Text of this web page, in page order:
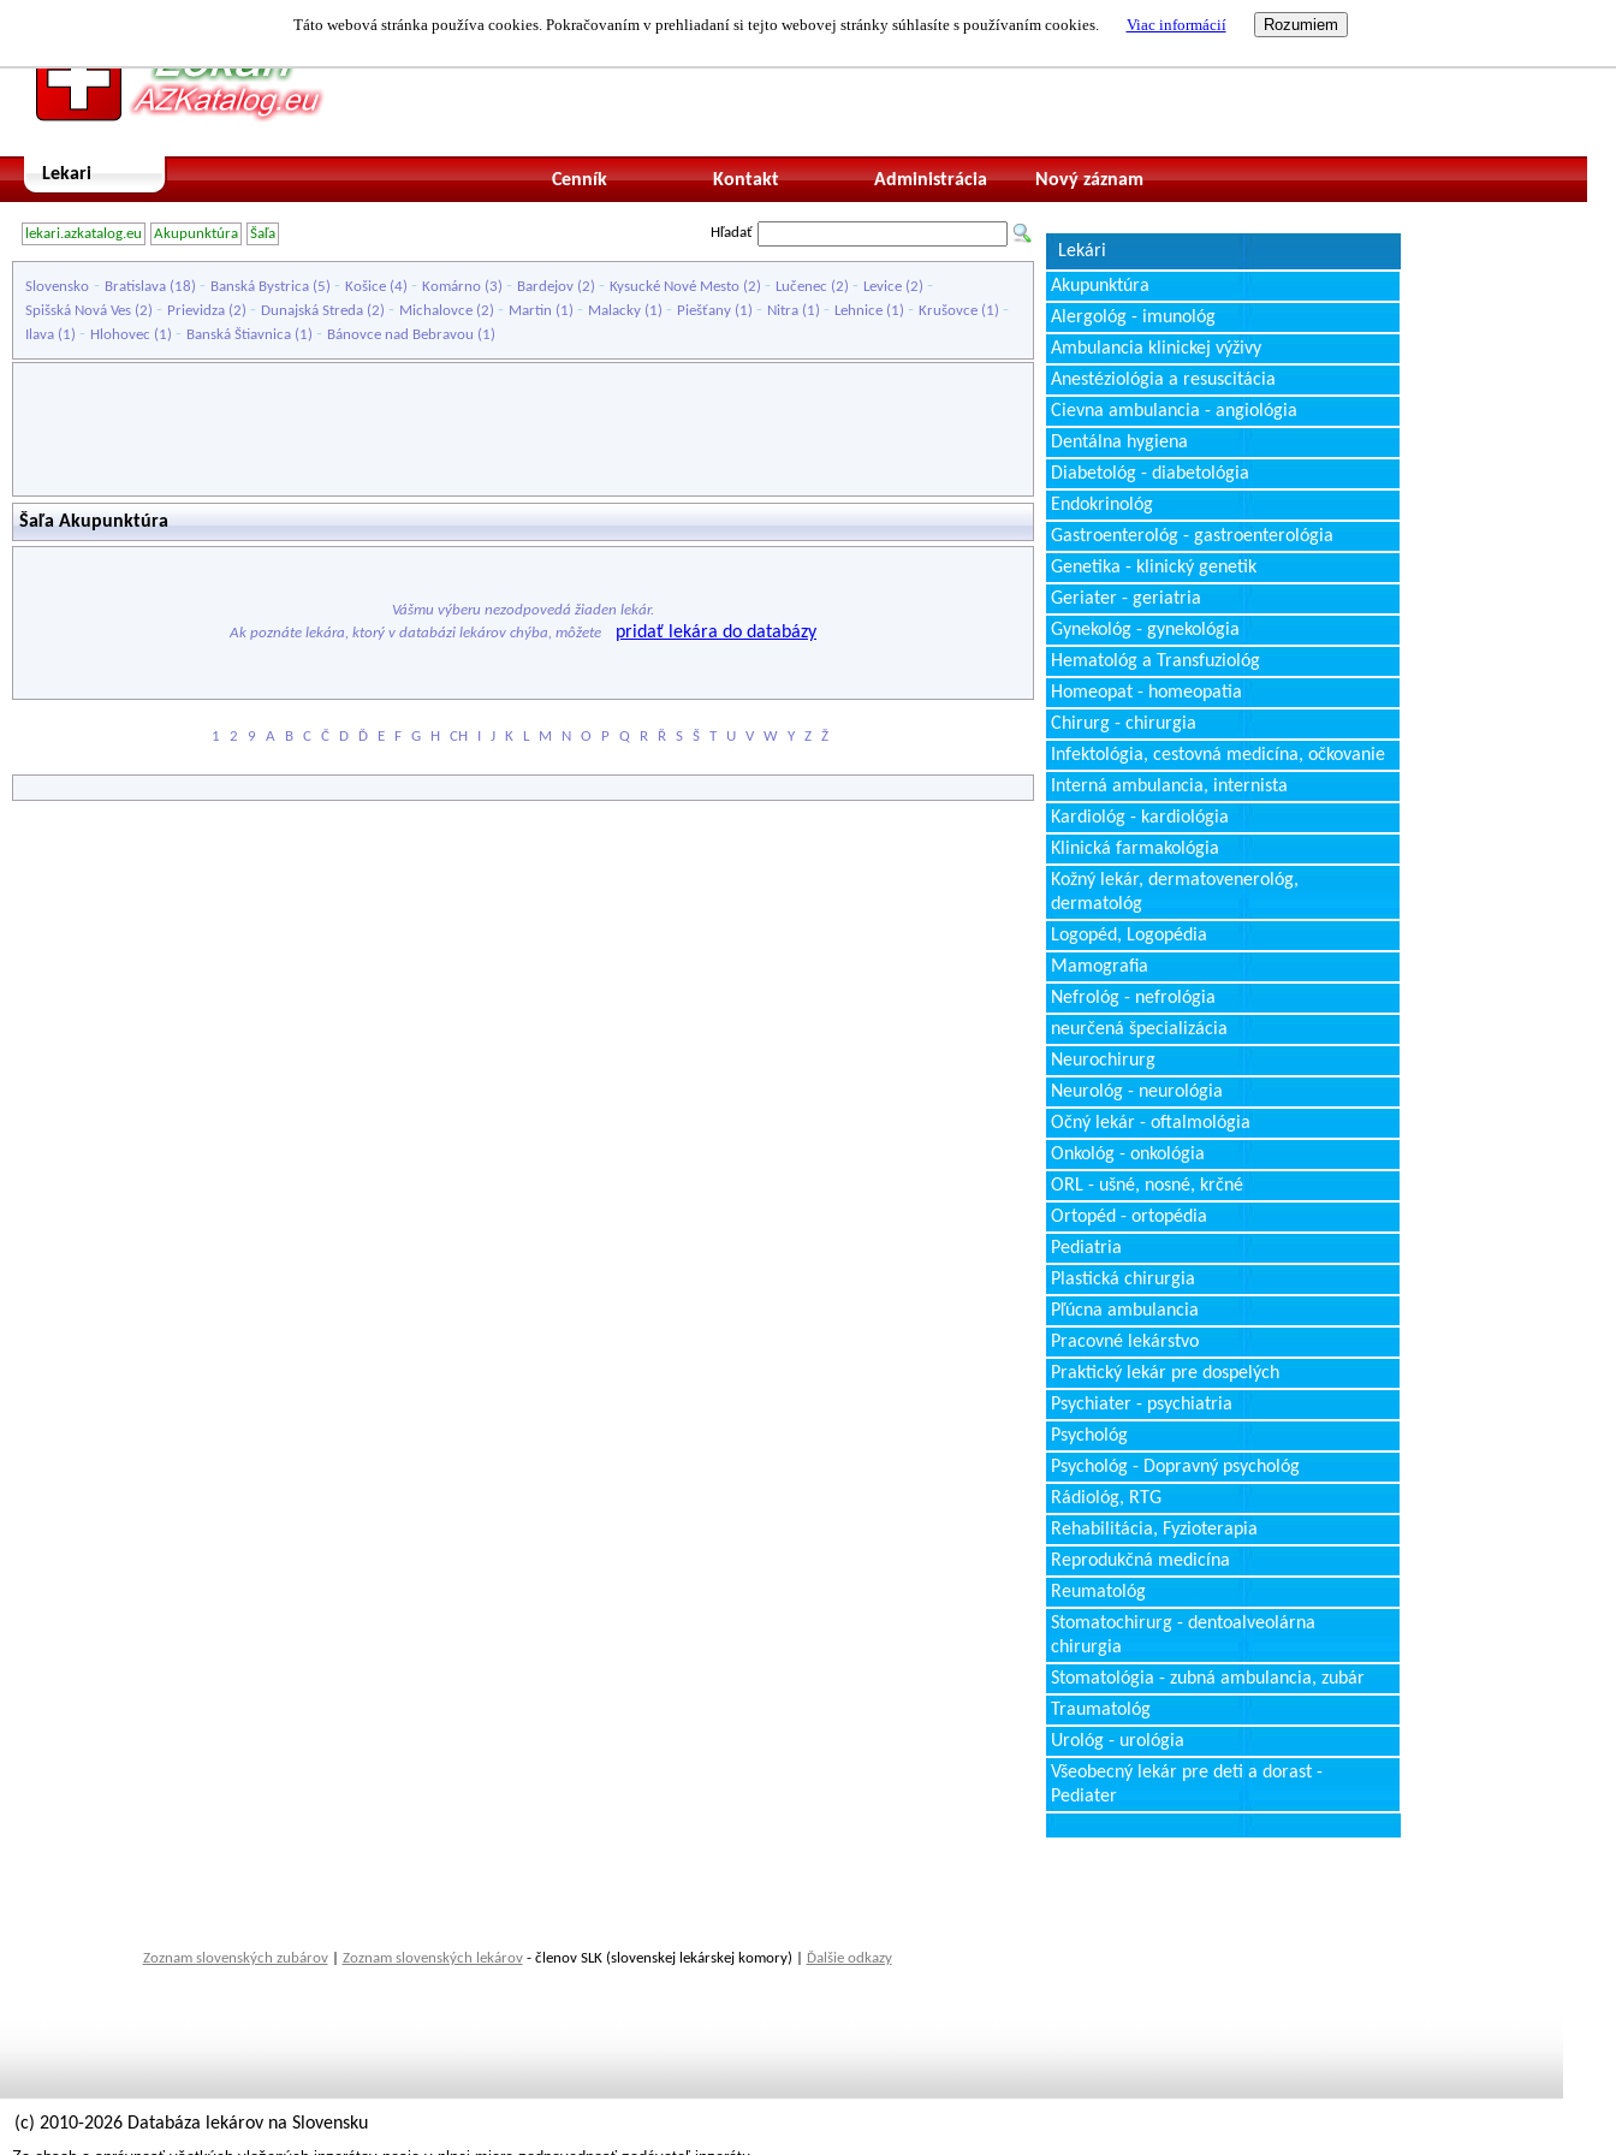
Táto webová stránka používa cookies. Pokračovaním v prehliadaní si tejto webovej stránky súhlasíte s používaním cookies. Viac informácií
Lekari Nový záznam
Administrácia
Kontakt
Cenník
lekari.azkatalog.eu Akupunktúra Šaľa Hľadať
Slovensko - Bratislava (18) - Banská Bystrica (5) - Košice (4) - Komárno (3) - Bardejov (2) - Kysucké Nové Mesto (2) - Lučenec (2) - Levice (2) -
Spišská Nová Ves (2) - Prievidza (2) - Dunajská Streda (2) - Michalovce (2) - Martin (1) - Malacky (1) - Piešťany (1) - Nitra (1) - Lehnice (1) - Krušovce (1) -
Ilava (1) - Hlohovec (1) - Banská Štiavnica (1) - Bánovce nad Bebravou (1)
Šaľa Akupunktúra
Vášmu výberu nezodpovedá žiaden lekár.
Ak poznáte lekára, ktorý v databázi lekárov chýba, môžete
pridať lekára do databázy
1 2 9 A B C Č D Ď E F G H CH I J K L M N O P Q R Ř S Š T U V W Y Z Ž
Lekári
Akupunktúra
Alergológ - imunológ
Ambulancia klinickej výživy
Anestéziológia a resuscitácia
Cievna ambulancia - angiológia
Dentálna hygiena
Diabetológ - diabetológia
Endokrinológ
Gastroenterológ - gastroenterológia
Genetika - klinický genetik
Geriater - geriatria
Gynekológ - gynekológia
Hematológ a Transfuziológ
Homeopat - homeopatia
Chirurg - chirurgia
Infektológia, cestovná medicína, očkovanie
Interná ambulancia, internista
Kardiológ - kardiológia
Klinická farmakológia
Kožný lekár, dermatovenerológ,
dermatológ
Logopéd, Logopédia
Mamografia
Nefrológ - nefrológia
neurčená špecializácia
Neurochirurg
Neurológ - neurológia
Očný lekár - oftalmológia
Onkológ - onkológia
ORL - ušné, nosné, krčné
Ortopéd - ortopédia
Pediatria
Plastická chirurgia
Pľúcna ambulancia
Pracovné lekárstvo
Praktický lekár pre dospelých
Psychiater - psychiatria
Psychológ
Psychológ - Dopravný psychológ
Rádiológ, RTG
Rehabilitácia, Fyzioterapia
Reprodukčná medicína
Reumatológ
Stomatochirurg - dentoalveolárna
chirurgia
Stomatológia - zubná ambulancia, zubár
Traumatológ
Urológ - urológia
Všeobecný lekár pre deti a dorast -
Pediater
Zoznam slovenských zubárov| Zoznam slovenských lekárov- členov SLK (slovenskej lekárskej komory) | Ďalšie odkazy
(c) 2010-2026 Databáza lekárov na Slovensku